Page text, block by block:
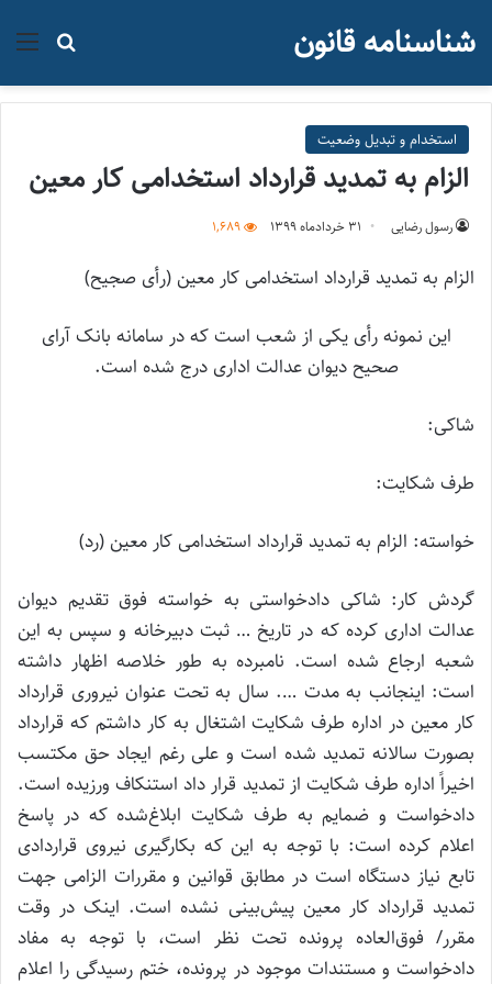
جستجو شناسنامه قانون
استخدام و تبدیل وضعیت
الزام به تمدید قرارداد استخدامی کار معین
رسول رضایی ۳۱ خرداد‌ماه ۱۳۹۹ 1,689
الزام به تمدید قرارداد استخدامی کار معین (رأی صجیح)
این نمونه رأی یکی از شعب است که در سامانه بانک آرای
صحیح دیوان عدالت اداری درج شده است.
شاکی:
طرف شکایت:
خواسته: الزام به تمدید قرارداد استخدامی کار معین (رد)
گردش كار: شاکی دادخواستی به خواسته فوق تقدیم ديوان
عدالت اداری کرده که در تاریخ … ثبت دبیرخانه و سپس به این
شعبه ارجاع شده است. نامبرده به طور خلاصه اظهار داشته
است: اینجانب به مدت …. سال به تحت عنوان نیروری قرارداد
کار معین در اداره طرف شکایت اشتغال به کار داشتم که قرارداد
بصورت سالانه تمدید شده است و علی رغم ایجاد حق مکتسب
اخیراً اداره طرف شکایت از تمدید قرار داد استنکاف ورزیده است.
دادخواست و ضمایم به‌ طرف شکایت ابلاغ‌شده که در پاسخ
اعلام کرده است: با توجه به این که بکارگیری نیروی قراردادی
تابع نیاز دستگاه است در مطابق قوانین و مقررات الزامی جهت
تمدید قرارداد کار معین پیش‌بینی نشده است. اینک در وقت
مقرر/ فوق‌العاده پرونده تحت نظر است، با توجه به مفاد
دادخواست و مستندات موجود در پرونده، ختم رسیدگی را اعلام